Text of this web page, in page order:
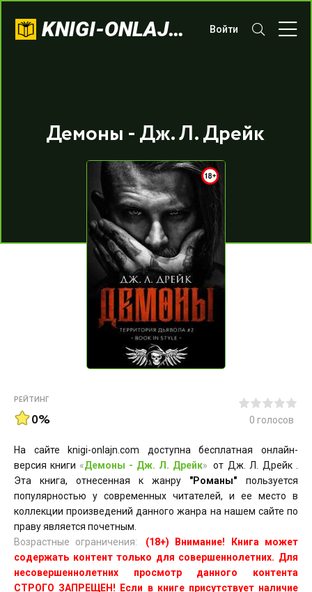
KNIGI-ONLAJN.COM Войти
Демоны - Дж. Л. Дрейк
РЕЙТИНГ
0% 0 голосов
На сайте knigi-onlajn.com доступна бесплатная онлайн-
версия книги «Демоны - Дж. Л. Дрейк» от Дж. Л. Дрейк .
Эта книга, отнесенная к жанру "Романы" пользуется
популярностью у современных читателей, и ее место в
коллекции произведений данного жанра на нашем сайте по
праву является почетным.
Возрастные ограничения:
(18+) Внимание! Книга может
содержать контент только для совершеннолетних. Для
несовершеннолетних просмотр данного контента
СТРОГО ЗАПРЕЩЕН! Если в книге присутствует наличие